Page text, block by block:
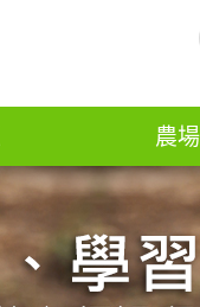
農